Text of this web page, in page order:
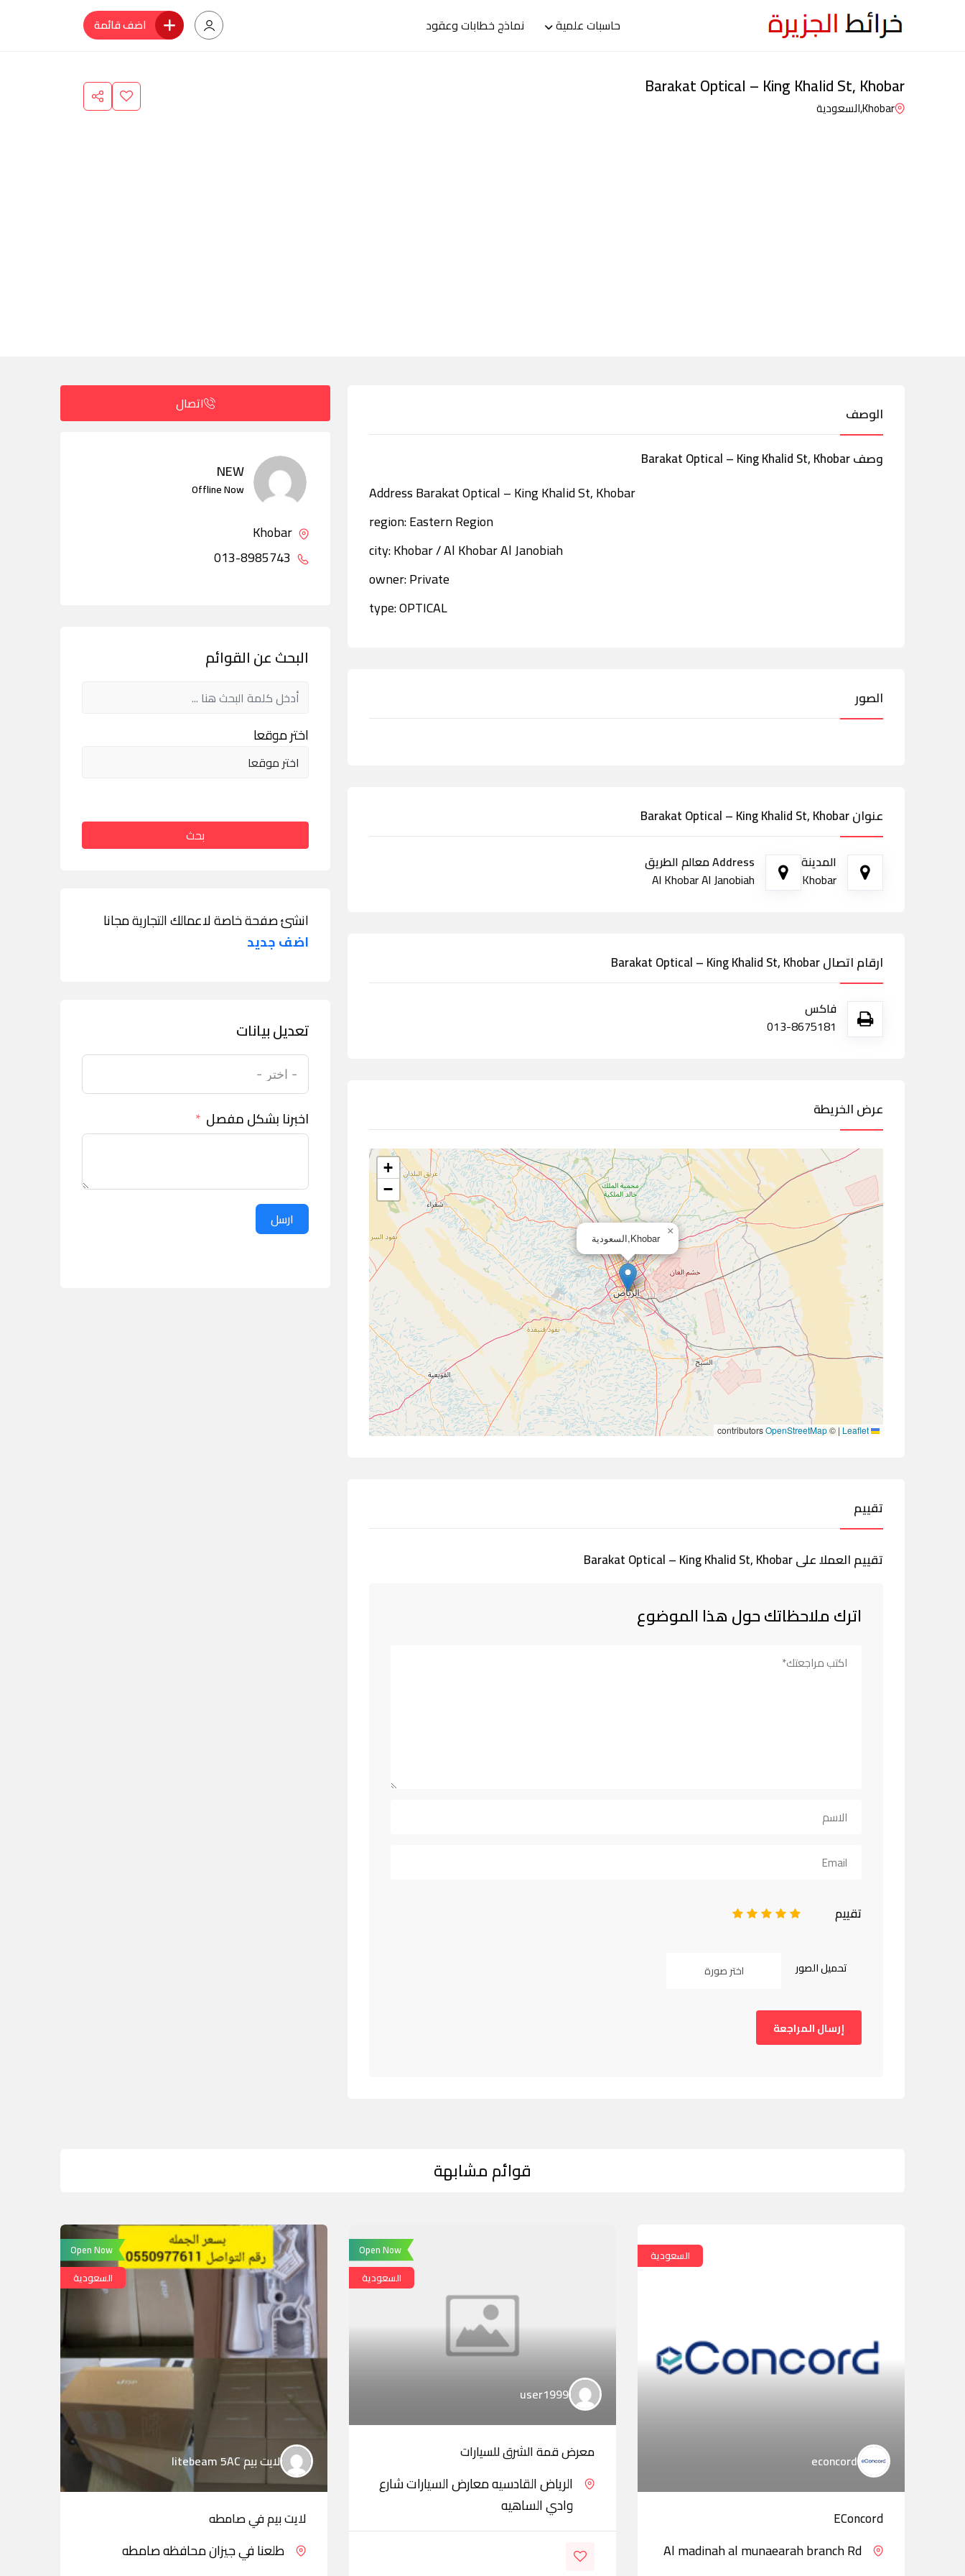
حاسبات علمية نماذج خطابات وعقود اضف قائمة
Barakat Optical – King Khalid St, Khobar
Khobar,السعودية
الوصف
وصف Barakat Optical – King Khalid St, Khobar
Address Barakat Optical – King Khalid St, Khobar
region: Eastern Region
city: Khobar / Al Khobar Al Janobiah
owner: Private
type: OPTICAL
الصور
عنوان Barakat Optical – King Khalid St, Khobar
المدينة
Khobar
Address معالم الطريق
Al Khobar Al Janobiah
ارقام اتصال Barakat Optical – King Khalid St, Khobar
فاكس
013-8675181
عرض الخريطة
Khobar,السعودية
×
+
−
|
©
OpenStreetMap
تقييم
تقييم العملا على Barakat Optical – King Khalid St, Khobar
اترك ملاحظاتك حول هذا الموضوع
تقييم 5
4
3
2
تحميل الصور اختر صورة
اتصال
NEW
Offline Now
البحث عن القوائم
اختر موقعا
بحث
انشئ صفحة خاصة لاعمالك التجارية مجانا
اضف جديد
تعديل بيانات
اخبرنا بشكل مفصل
ارسل
قوائم مشابهة
السعودية
econcord
EConcord
Al madinah al munaearah branch Rd
Open Now
السعودية
user1999
معرض قمة الشرق للسيارات
الرياض القادسيه معارض السيارات شارع
وادي الساهيه
Open Now
السعودية
لايت بيم litebeam 5AC
لايت بيم في صامطه
طلعنا في جيزان محافظه صامطه